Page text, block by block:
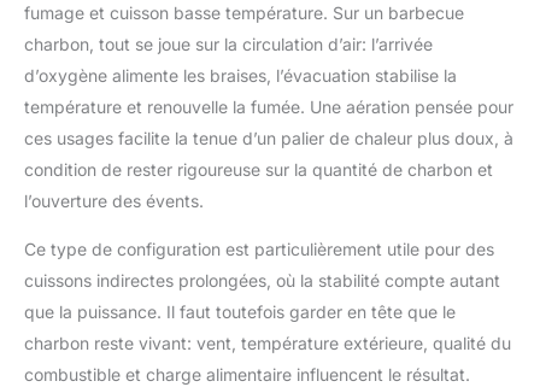
fumage et cuisson basse température. Sur un barbecue
charbon, tout se joue sur la circulation d’air: l’arrivée
d’oxygène alimente les braises, l’évacuation stabilise la
température et renouvelle la fumée. Une aération pensée pour
ces usages facilite la tenue d’un palier de chaleur plus doux, à
condition de rester rigoureuse sur la quantité de charbon et
l’ouverture des évents.
Ce type de configuration est particulièrement utile pour des
cuissons indirectes prolongées, où la stabilité compte autant
que la puissance. Il faut toutefois garder en tête que le
charbon reste vivant: vent, température extérieure, qualité du
combustible et charge alimentaire influencent le résultat.